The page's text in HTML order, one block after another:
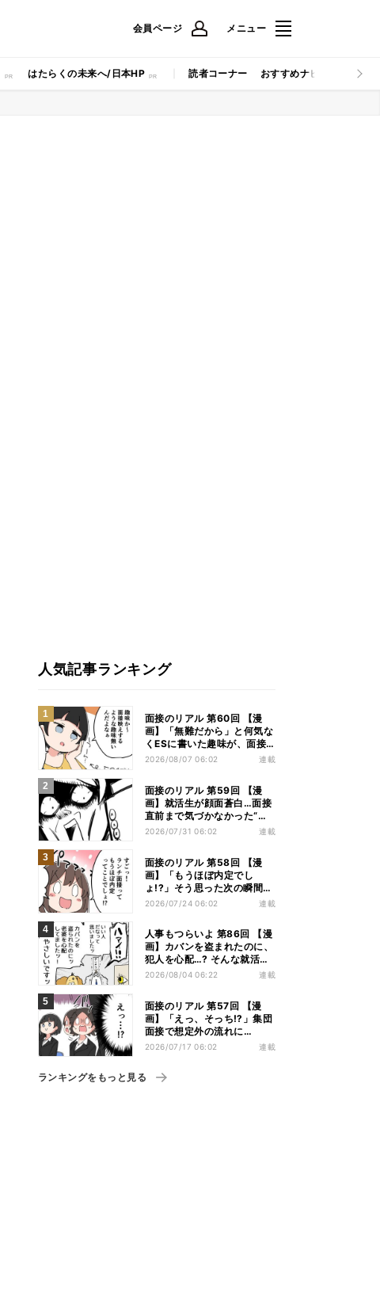
会員ページ メニュー
はたらくの未来へ/日本HP 読者コーナー おすすめナビ マイナビ
人気記事ランキング
面接のリアル 第60回 【漫
画】「無難だから」と何気な
くESに書いた趣味が、面接
本番で…
2026/08/07 06:02 連載
面接のリアル 第59回 【漫
画】就活生が顔面蒼白…面接
直前まで気づかなかった“あ
ること”
2026/07/31 06:02 連載
面接のリアル 第58回 【漫
画】「もうほぼ内定でし
ょ!?」そう思った次の瞬間…
2026/07/24 06:02 連載
人事もつらいよ 第86回 【漫
画】カバンを盗まれたのに、
犯人を心配…? そんな就活生
に面接官は…
2026/08/04 06:22 連載
面接のリアル 第57回 【漫
画】「えっ、そっち⁉」集団
面接で想定外の流れに…
2026/07/17 06:02 連載
ランキングをもっと見る